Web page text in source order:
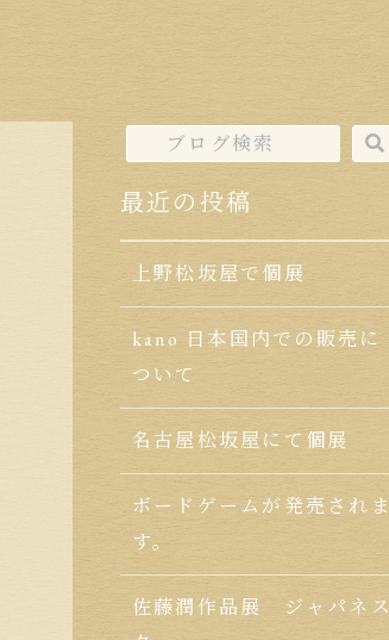
最近の投稿
上野松坂屋で個展
kano 日本国内での販売に
ついて
名古屋松坂屋にて個展
ボードゲームが発売されま
す。
佐藤潤作品展 ジャパネス